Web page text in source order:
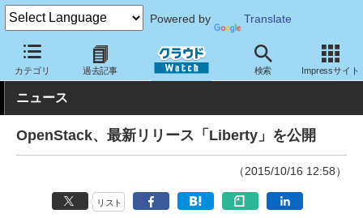
Powered by Translate
カテゴリ 過去記事 検索 Impressサイト
クラウド Watch サービス・ソフト ソフトウェア 仮想化
ニュース
OpenStack、最新リリース「Liberty」を公開
（2015/10/16 12:58）
リスト